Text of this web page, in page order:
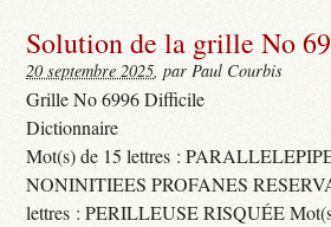
Solution de la grille No
20 septembre 2025, par Paul Courbis
Grille No 6996 Difficile
Dictionnaire
Mot(s) de 15 lettres :
NONINITIEES PROFANES
lettres : PERILLEUSE RISQUÉE